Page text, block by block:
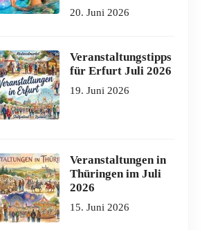
20. Juni 2026
Veranstaltungstipps
für Erfurt Juli 2026
19. Juni 2026
Veranstaltungen in
Thüringen im Juli
2026
15. Juni 2026